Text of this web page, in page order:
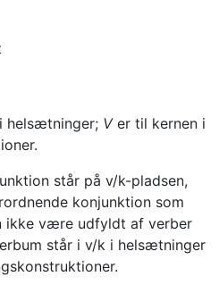
helsætninger; Ver til kernen i
står på v/k-pladsen,
konjunktion som
ikke være udfyldt af verber
står i v/k i helsætninger